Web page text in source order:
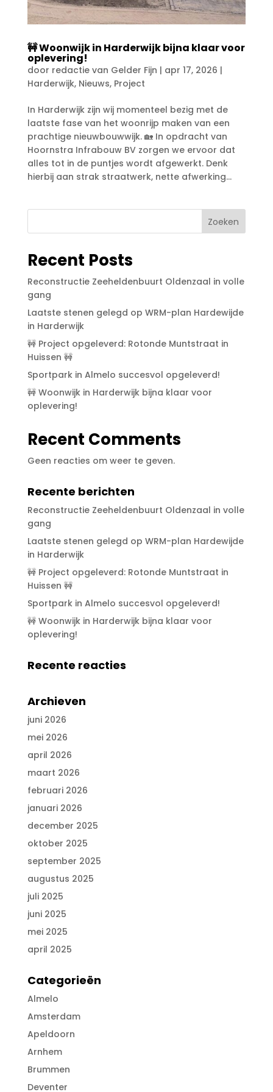
🚧 Woonwijk in Harderwijk bijna klaar voor
oplevering!
door redactie van Gelder Fijn | apr 17, 2026 |
Harderwijk, Nieuws, Project
In Harderwijk zijn wij momenteel bezig met de
laatste fase van het woonrijp maken van een
prachtige nieuwbouwwijk. 🏡 In opdracht van
Hoornstra Infrabouw BV zorgen we ervoor dat
alles tot in de puntjes wordt afgewerkt. Denk
hierbij aan strak straatwerk, nette afwerking...
Zoeken
Recent Posts
Reconstructie Zeeheldenbuurt Oldenzaal in volle
gang
Laatste stenen gelegd op WRM-plan Hardewijde
in Harderwijk
🚧 Project opgeleverd: Rotonde Muntstraat in
Huissen 🚧
Sportpark in Almelo succesvol opgeleverd!
🚧 Woonwijk in Harderwijk bijna klaar voor
oplevering!
Recent Comments
Geen reacties om weer te geven.
Recente berichten
Reconstructie Zeeheldenbuurt Oldenzaal in volle
gang
Laatste stenen gelegd op WRM-plan Hardewijde
in Harderwijk
🚧 Project opgeleverd: Rotonde Muntstraat in
Huissen 🚧
Sportpark in Almelo succesvol opgeleverd!
🚧 Woonwijk in Harderwijk bijna klaar voor
oplevering!
Recente reacties
Archieven
juni 2026
mei 2026
april 2026
maart 2026
februari 2026
januari 2026
december 2025
oktober 2025
september 2025
augustus 2025
juli 2025
juni 2025
mei 2025
april 2025
Categorieën
Almelo
Amsterdam
Apeldoorn
Arnhem
Brummen
Deventer